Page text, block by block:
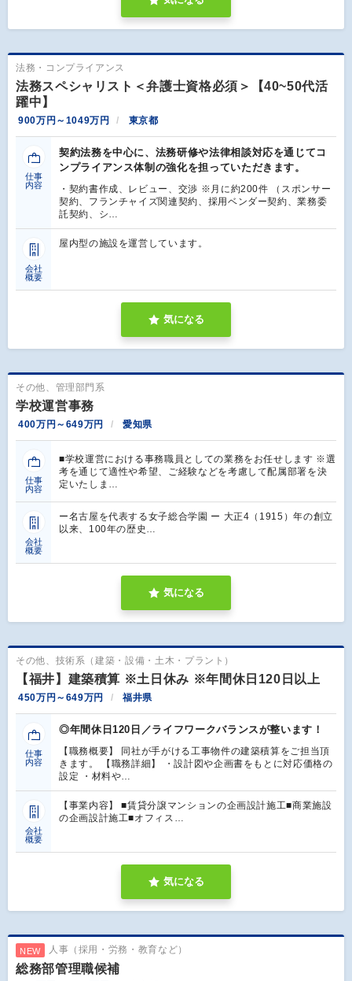
法務・コンプライアンス
法務スペシャリスト＜弁護士資格必須＞【40~50代活
躍中】
900万円～1049万円 東京都
仕事
内容
契約法務を中心に、法務研修や法律相談対応を通じてコ
ンプライアンス体制の強化を担っていただきます。
・契約書作成、レビュー、交渉 ※月に約200件 （スポンサー
契約、フランチャイズ関連契約、採用ベンダー契約、業務委
託契約、シ…
会社
概要
屋内型の施設を運営しています。
気になる
その他、管理部門系
学校運営事務
400万円～649万円 愛知県
仕事
内容
■学校運営における事務職員としての業務をお任せします ※選
考を通じて適性や希望、ご経験などを考慮して配属部署を決
定いたしま…
会社
概要
ー名古屋を代表する女子総合学園 ー 大正4（1915）年の創立
以来、100年の歴史…
気になる
その他、技術系（建築・設備・土木・プラント）
【福井】建築積算 ※土日休み ※年間休日120日以上
450万円～649万円 福井県
仕事
内容
◎年間休日120日／ライフワークバランスが整います！
【職務概要】 同社が手がける工事物件の建築積算をご担当頂
きます。 【職務詳細】 ・設計図や企画書をもとに対応価格の
設定 ・材料や…
会社
概要
【事業内容】 ■賃貸分譲マンションの企画設計施工■商業施設
の企画設計施工■オフィス…
気になる
NEW 人事（採用・労務・教育など）
総務部管理職候補